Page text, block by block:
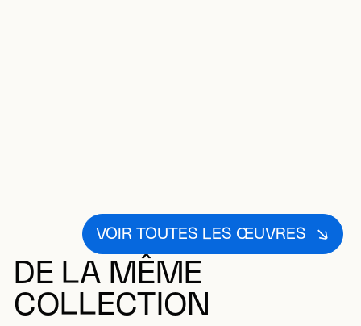
VOIR TOUTES LES ŒUVRES
DE LA MÊME
COLLECTION